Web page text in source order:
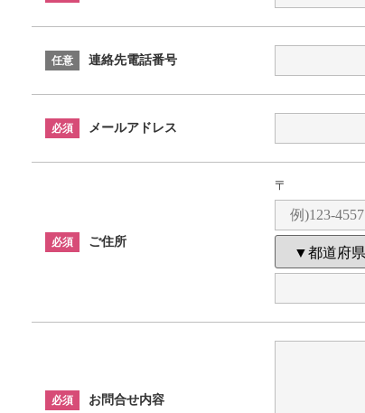
任意 連絡先電話番号
必須 メールアドレス
必須 ご住所
〒
必須 お問合せ内容